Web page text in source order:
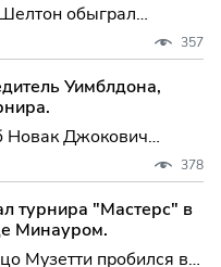
обыграл
четвертого раунда
на травяных
357
Уимблдона,
Новак Джокович
Мюллера в первом
на травяных
378
турнира "Мастерс" в
Минауром.
Музетти пробился в